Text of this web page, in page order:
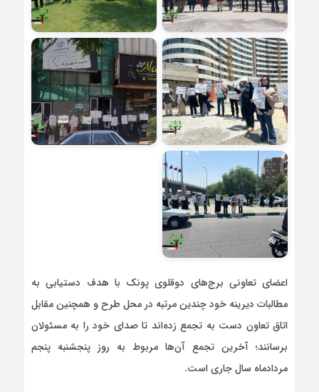
اعضای تعاونی برج‌های دوقلوی پونک با هدف دستیابی به
مطالبات دیرینه خود چندین مرتبه در محل طرح و همچنین مقابل
اتاق تعاون دست به تجمع زده‌اند تا صدای خود را به مسئولان
برسانند؛ آخرین تجمع آن‌ها مربوط به روز پنجشنبه پنجم
مردادماه سال جاری است.